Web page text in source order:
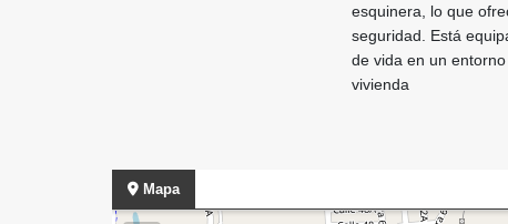
esquinera, lo que
seguridad. Está
de vida en un
vivienda
Mapa